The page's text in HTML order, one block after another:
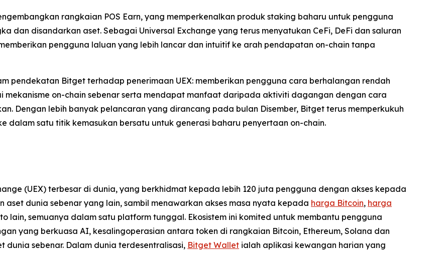
rangkaian POS Earn, yang memperkenalkan produk staking baharu untuk pengguna
dan disandarkan aset. Sebagai Universal Exchange yang terus menyatukan CeFi, DeFi dan saluran
pengguna laluan yang lebih lancar dan intuitif ke arah pendapatan on-chain tanpa
pendekatan Bitget terhadap penerimaan UEX: memberikan pengguna cara berhalangan rendah
mekanisme on-chain sebenar serta mendapat manfaat daripada aktiviti dagangan dengan cara
Dengan lebih banyak pelancaran yang dirancang pada bulan Disember, Bitget terus memperkukuh
dalam satu titik kemasukan bersatu untuk generasi baharu penyertaan on-chain.
(UEX) terbesar di dunia, yang berkhidmat kepada lebih 120 juta pengguna dengan akses kepada
aset dunia sebenar yang lain, sambil menawarkan akses masa nyata kepada harga Bitcoin, harga
lain, semuanya dalam satu platform tunggal. Ekosistem ini komited untuk membantu pengguna
yang berkuasa AI, kesalingoperasian antara token di rangkaian Bitcoin, Ethereum, Solana dan
dunia sebenar. Dalam dunia terdesentralisasi, Bitget Wallet ialah aplikasi kewangan harian yang